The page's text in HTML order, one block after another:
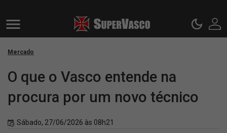
Mercado
O que o Vasco entende na
procura por um novo técnico
Sábado, 27/06/2026 às 08h21